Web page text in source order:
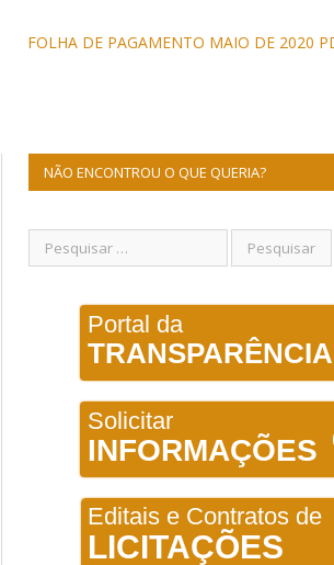
FOLHA DE PAGAMENTO MAIO DE 2020
NÃO ENCONTROU O QUE QUERIA?
Portal da
TRANSPARÊNCIA
Solicitar
INFORMAÇÕES
Editais e Contratos de
LICITAÇÕES